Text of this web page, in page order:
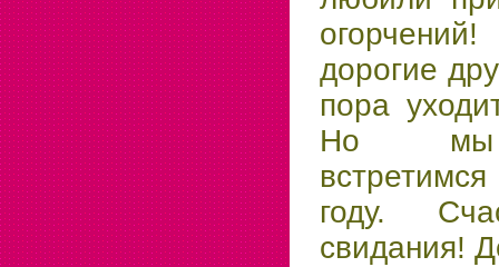
дорогие
пора
Но мы
году.
свидания!